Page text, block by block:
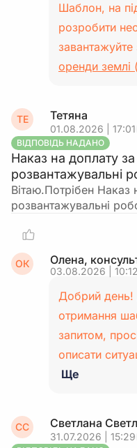
Шаблон, на
розробити
оренди землі
ТЕ Тетяна
01.08.2026 | 17:01
ВІДПОВІДЬ НАДАНО
Наказ на доплату
розвантажувальні
Вітаю.Потрібен
розвантажувальні
ОК Олена,
03.08.2026 | 10:12
Добрий день!
отримання
запитом,
описати
Ще
СС Светлана
31.07.2026 | 15:29